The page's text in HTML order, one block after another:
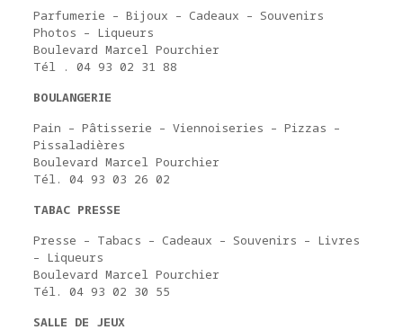
Parfumerie – Bijoux – Cadeaux – Souvenirs
Photos – Liqueurs
Boulevard Marcel Pourchier
Tél . 04 93 02 31 88
BOULANGERIE
Pain – Pâtisserie – Viennoiseries – Pizzas –
Pissaladières
Boulevard Marcel Pourchier
Tél. 04 93 03 26 02
TABAC PRESSE
Presse – Tabacs – Cadeaux – Souvenirs – Livres
– Liqueurs
Boulevard Marcel Pourchier
Tél. 04 93 02 30 55
SALLE DE JEUX